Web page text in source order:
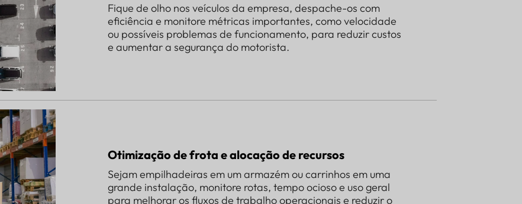
Fique de olho nos veículos da empresa, despache-os com
eficiência e monitore métricas importantes, como velocidade
ou possíveis problemas de funcionamento, para reduzir custos
e aumentar a segurança do motorista.
Otimização de frota e alocação de recursos
Sejam empilhadeiras em um armazém ou carrinhos em uma
grande instalação, monitore rotas, tempo ocioso e uso geral
para melhorar os fluxos de trabalho operacionais e reduzir o